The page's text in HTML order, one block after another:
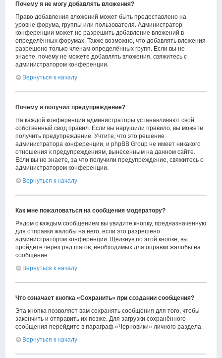
Почему я не могу добавлять вложения?
Право добавления вложений может быть предоставлено на
уровне форума, группы или пользователя. Администратор
конференции может не разрешить добавление вложений в
определённых форумах. Также возможно, что добавлять вложения
разрешено только членам определённых групп. Если вы не
знаете, почему не можете добавлять вложения, свяжитесь с
администратором конференции.
Вернуться к началу
Почему я получил предупреждение?
На каждой конференции администраторы устанавливают свой
собственный свод правил. Если вы нарушили правило, вы можете
получить предупреждение. Учтите, что это решение
администратора конференции, и phpBB Group не имеет никакого
отношения к предупреждениям, вынесенным на данном сайте.
Если вы не знаете, за что получили предупреждение, свяжитесь с
администратором конференции.
Вернуться к началу
Как мне пожаловаться на сообщения модератору?
Рядом с каждым сообщением вы увидите кнопку, предназначенную
для отправки жалобы на него, если это разрешено
администратором конференции. Щёлкнув по этой кнопке, вы
пройдёте через ряд шагов, необходимых для оправки жалобы на
сообщение.
Вернуться к началу
Что означает кнопка «Сохранить» при создании сообщения?
Эта кнопка позволяет вам сохранять сообщения для того, чтобы
закончить и отправить их позже. Для загрузки сохранённого
сообщения перейдите в параграф «Черновики» личного раздела.
Вернуться к началу